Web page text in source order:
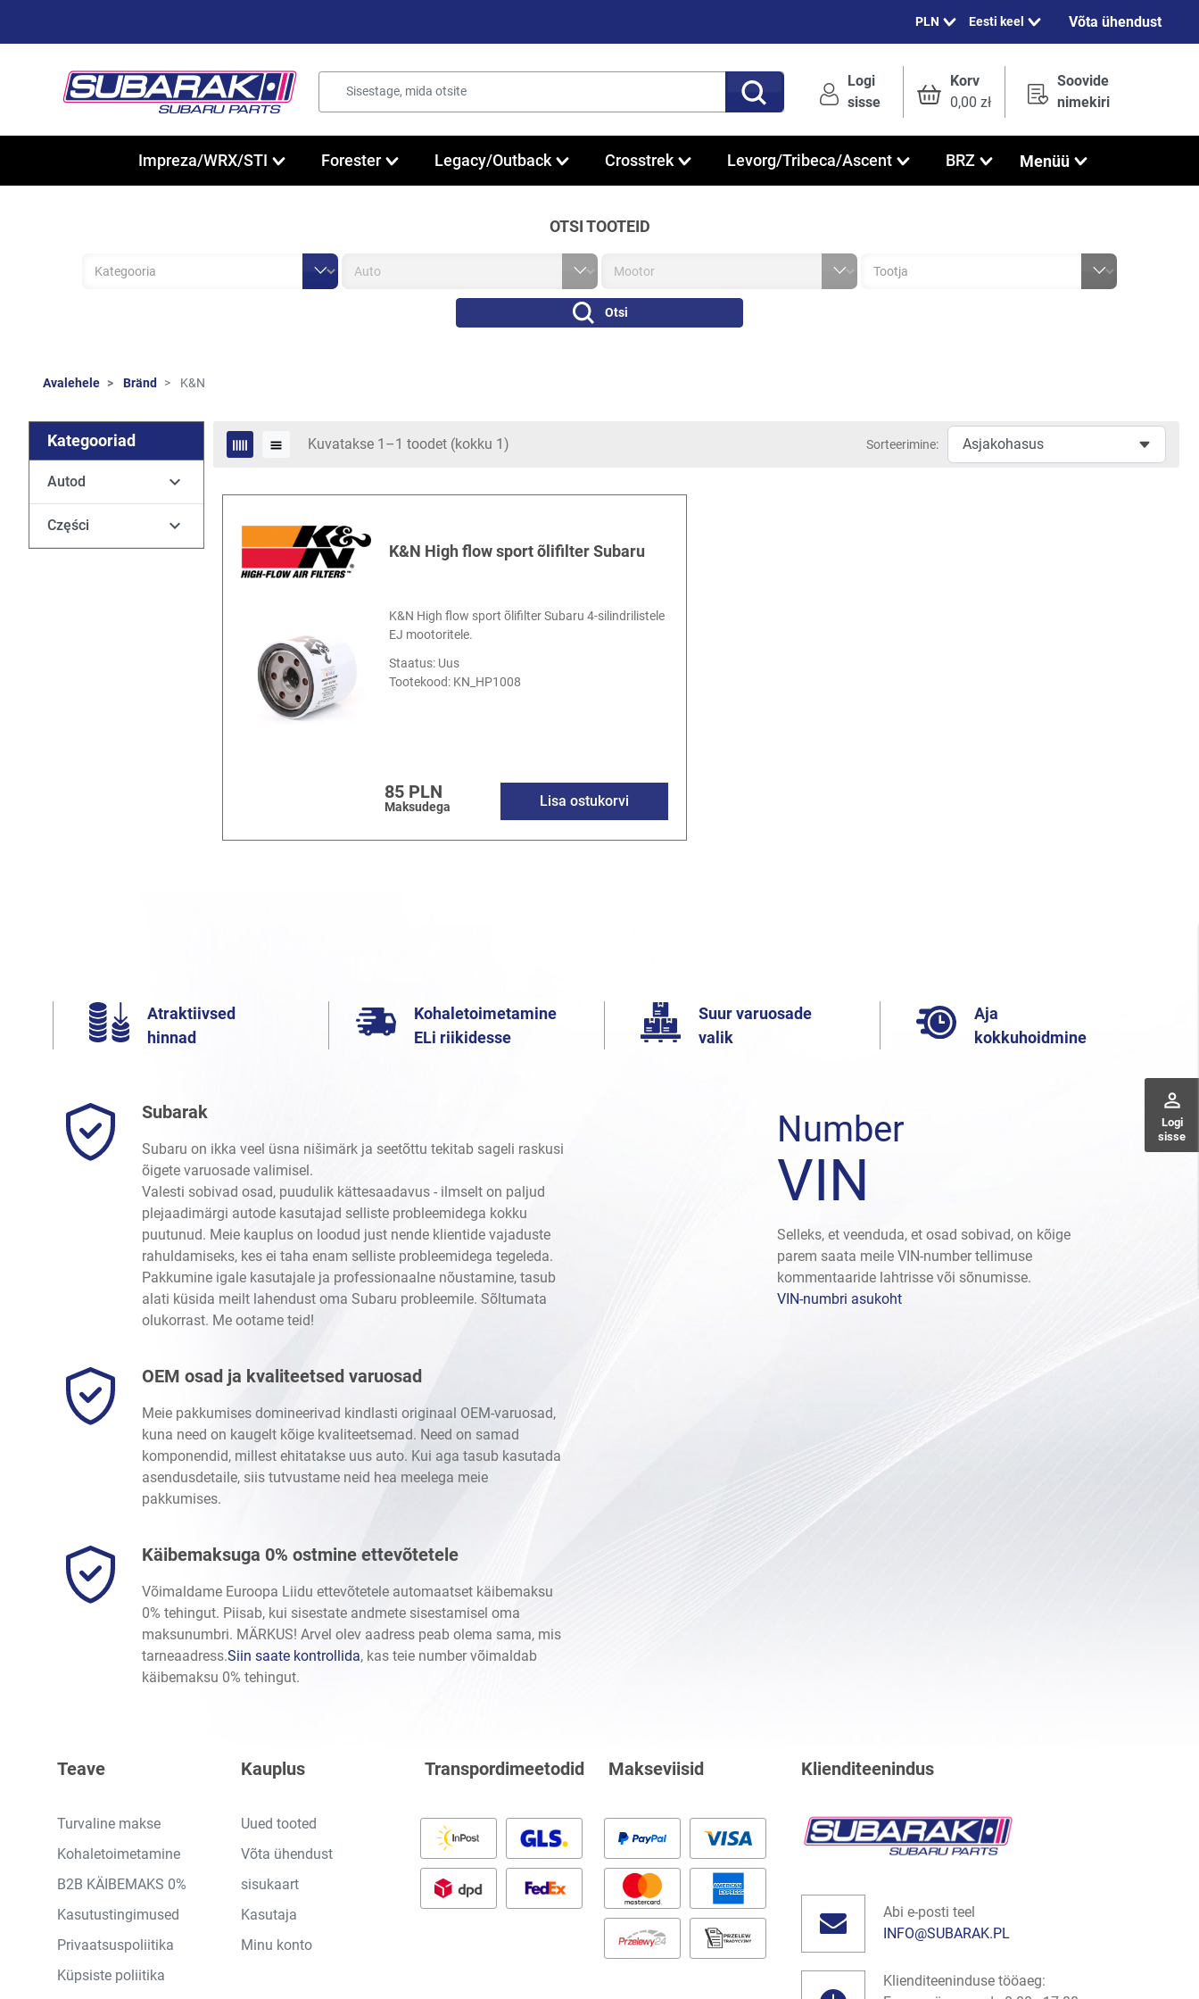
Eesti keel Võta ühendust
Logi
sisse
Korv
0,00 zł
Soovide
nimekiri
perm_identity
Logi
sisse
Impreza/WRX/STI Forester Legacy/Outback Crosstrek Levorg/Tribeca/Ascent BRZ Menüü
OTSI TOOTEID
Otsi
Avalehele Bränd K&N
Kategooriad
Autod 
Części 
Kuvatakse 1–1 toodet (kokku 1) Sorteerimine:
K&N High flow sport õlifilter Subaru
K&N High flow sport õlifilter Subaru 4-silindrilistele
EJ mootoritele.
Staatus: Uus
Tootekood: KN_HP1008
85 PLN
Maksudega Lisa ostukorvi
Atraktiivsed
hinnad
Kohaletoimetamine
ELi riikidesse
Suur varuosade
valik
Aja
kokkuhoidmine
Subarak
Subaru on ikka veel üsna nišimärk ja seetõttu tekitab sageli raskusi
õigete varuosade valimisel.
Valesti sobivad osad, puudulik kättesaadavus - ilmselt on paljud
plejaadimärgi autode kasutajad selliste probleemidega kokku
puutunud. Meie kauplus on loodud just nende klientide vajaduste
rahuldamiseks, kes ei taha enam selliste probleemidega tegeleda.
Pakkumine igale kasutajale ja professionaalne nõustamine, tasub
alati küsida meilt lahendust oma Subaru probleemile. Sõltumata
olukorrast. Me ootame teid!
OEM osad ja kvaliteetsed varuosad
Meie pakkumises domineerivad kindlasti originaal OEM-varuosad,
kuna need on kaugelt kõige kvaliteetsemad. Need on samad
komponendid, millest ehitatakse uus auto. Kui aga tasub kasutada
asendusdetaile, siis tutvustame neid hea meelega meie
pakkumises.
Käibemaksuga 0% ostmine ettevõtetele
Võimaldame Euroopa Liidu ettevõtetele automaatset käibemaksu
0% tehingut. Piisab, kui sisestate andmete sisestamisel oma
maksunumbri. MÄRKUS! Arvel olev aadress peab olema sama, mis
tarneaadress.Siin saate kontrollida, kas teie number võimaldab
käibemaksu 0% tehingut.
Number
VIN
Selleks, et veenduda, et osad sobivad, on kõige
parem saata meile VIN-number tellimuse
kommentaaride lahtrisse või sõnumisse.
VIN-numbri asukoht
Teave
Turvaline makse
Kohaletoimetamine
B2B KÄIBEMAKS 0%
Kasutustingimused
Privaatsuspoliitika
Küpsiste poliitika
Kauplus
Uued tooted
Võta ühendust
sisukaart
Kasutaja
Minu konto
Transpordimeetodid Makseviisid Klienditeenindus
Abi e-posti teel
INFO@SUBARAK.PL
Klienditeeninduse tööaeg: